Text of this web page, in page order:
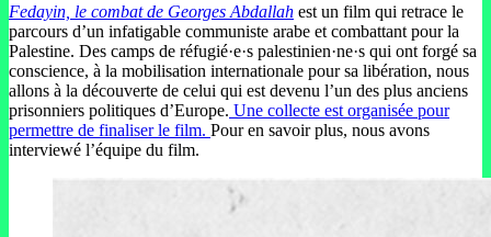
Fedayin, le combat de Georges Abdallah est un film qui retrace le
parcours d’un infatigable communiste arabe et combattant pour la
Palestine. Des camps de réfugié·e·s palestinien·ne·s qui ont forgé sa
conscience, à la mobilisation internationale pour sa libération, nous
allons à la découverte de celui qui est devenu l’un des plus anciens
prisonniers politiques d’Europe. Une collecte est organisée pour
permettre de finaliser le film. Pour en savoir plus, nous avons
interviewé l’équipe du film.